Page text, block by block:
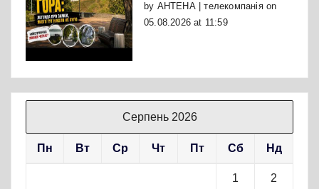
by АНТЕНА | телекомпаніяon
05.08.2026 at 11:59
Серпень 2026
Пн Вт Ср Чт Пт Сб Нд
1 2